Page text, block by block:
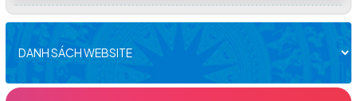
ĐẠI HỘI ĐẠI BIỂU HỘI KHUYẾN HỌC XÃ CƯ M'GAR LẦN THỨ I,
NHIỆM KỲ 2026–2031 THÀNH CÔNG TỐT ĐẸP
(09/04/2026)
NHÀ GIÁO HÀ NGỌC ĐÀO SUỐT ĐỜI HY SINH, CỐNG HIẾN VÀ